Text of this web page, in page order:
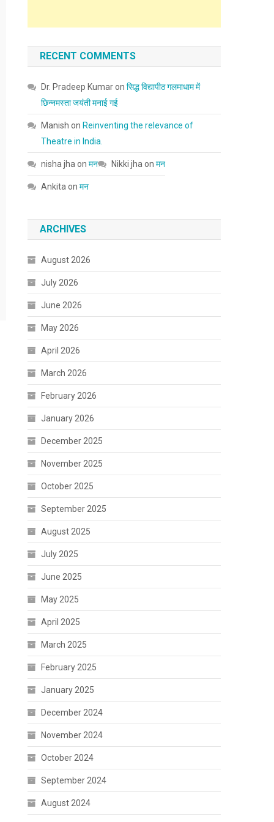
RECENT COMMENTS
Dr. Pradeep Kumaronसिद्ध विद्यापीठ गलमाधाम में
छिन्नमस्ता जयंती मनाई गई
Manish on Reinventing the relevance of
Theatre in India.
nisha jha onमन Nikki jha onमन
Ankita onमन
ARCHIVES
August 2026
July 2026
June 2026
May 2026
April 2026
March 2026
February 2026
January 2026
December 2025
November 2025
October 2025
September 2025
August 2025
July 2025
June 2025
May 2025
April 2025
March 2025
February 2025
January 2025
December 2024
November 2024
October 2024
September 2024
August 2024